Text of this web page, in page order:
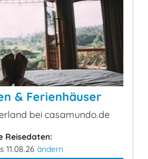
& Ferienhäuser
bei casamundo.de
Reisedaten:
11.08.26 ändern